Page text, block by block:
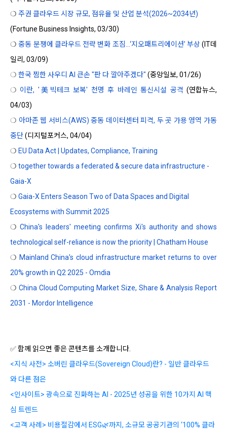
❍ 주권 클라우드 시장 규모, 점유율 및 산업 분석(2026~2034년)
(Fortune Business Insights, 03/30)
❍중동 분쟁에 클라우드 전략 변화 조짐…‘지오패트리에이션’ 부상 (IT데
일리, 03/09)
❍ 한국 찜한 사우디 AI 큰손 "판 다 깔아주겠다" (중앙일보, 01/26)
❍ 이란, '美빅테크 보복' 천명 후 바레인 통신시설 공격 (연합뉴스,
04/03)
❍ 아마존 웹 서비스(AWS) 중동 데이터센터 피격, 두 곳 가용 영역 가동
중단(디지털포커스, 04/04)
❍ EU Data Act | Updates, Compliance, Training
❍ together towards a federated & secure data infrastructure -
Gaia-X
❍ Gaia-X Enters Season Two of Data Spaces and Digital
Ecosystems with Summit 2025
❍ China's leaders' meeting confirms Xi's authority and shows
technological self-reliance is now the priority | Chatham House
❍ Mainland China's cloud infrastructure market returns to over
20% growth in Q2 2025 - Omdia
❍ China Cloud Computing Market Size, Share & Analysis Report
2031 - Mordor Intelligence
✅함께 읽으면 좋은 콘텐츠를소개합니다.
<지식 사전> 소버린 클라우드(Sovereign Cloud)란? - 일반 클라우드
와 다른 점은
<인사이트> 광속으로 진화하는 AI - 2025년 성공을 위한 10가지 AI 핵
심 트렌드
<고객 사례> 비용절감에서 ESG🌿까지, 소규모 공공기관의 ‘100% 클라